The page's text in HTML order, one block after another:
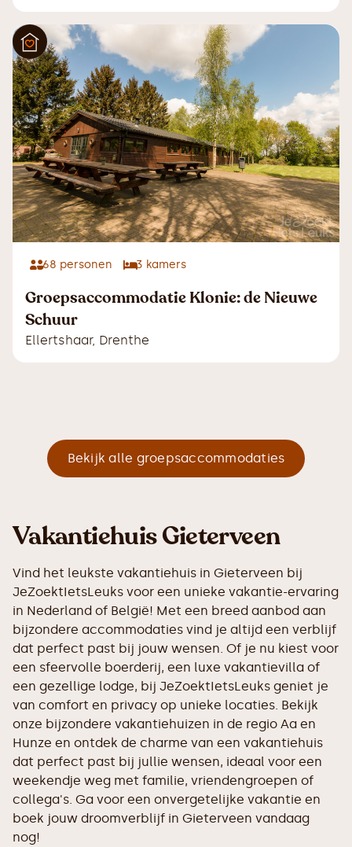
68 personen 3 kamers
Groepsaccommodatie Klonie: de Nieuwe
Schuur
Ellertshaar, Drenthe
Bekijk alle groepsaccommodaties
Vakantiehuis Gieterveen
Vind het leukste vakantiehuis in Gieterveen bij
JeZoektIetsLeuks voor een unieke vakantie-ervaring
in Nederland of België! Met een breed aanbod aan
bijzondere accommodaties vind je altijd een verblijf
dat perfect past bij jouw wensen. Of je nu kiest voor
een sfeervolle boerderij, een luxe vakantievilla of
een gezellige lodge, bij JeZoektIetsLeuks geniet je
van comfort en privacy op unieke locaties. Bekijk
onze bijzondere vakantiehuizen in de regio Aa en
Hunze en ontdek de charme van een vakantiehuis
dat perfect past bij jullie wensen, ideaal voor een
weekendje weg met familie, vriendengroepen of
collega's. Ga voor een onvergetelijke vakantie en
boek jouw droomverblijf in Gieterveen vandaag
nog!